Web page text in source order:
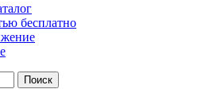
бесплатно